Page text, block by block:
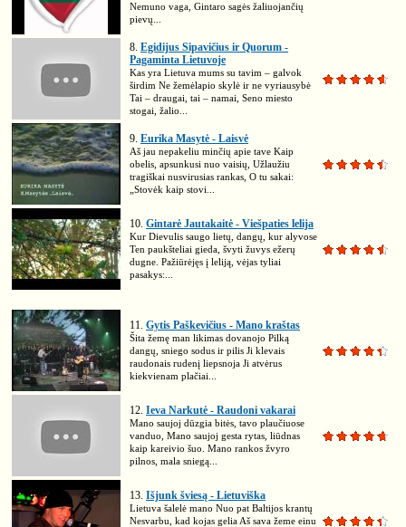
Nemuno vaga, Gintaro sagės žaliuojančių
pievų...
8. Egidijus Sipavičius ir Quorum -
Pagaminta Lietuvoje
Kas yra Lietuva mums su tavim – galvok
širdim Ne žemėlapio skylė ir ne vyriausybė
Tai – draugai, tai – namai, Seno miesto
stogai, žalio...
9. Eurika Masytė - Laisvė
Aš jau nepakeliu minčių apie tave Kaip
obelis, apsunkusi nuo vaisių, Užlaužiu
tragiškai nusvirusias rankas, O tu sakai:
„Stovėk kaip stovi...
10. Gintarė Jautakaitė - Viešpaties lelija
Kur Dievulis saugo lietų, dangų, kur alyvose
Ten paukšteliai gieda, švyti žuvys ežerų
dugne. Pažiūrėjęs į leliją, vėjas tyliai
pasakys:...
11. Gytis Paškevičius - Mano kraštas
Šita žemę man likimas dovanojo Pilką
dangų, sniego sodus ir pilis Ji klevais
raudonais rudenį liepsnoja Ji atvėrus
kiekvienam plačiai...
12. Ieva Narkutė - Raudoni vakarai
Mano saujoj dūzgia bitės, tavo plaučiuose
vanduo, Mano saujoj gesta rytas, liūdnas
kaip kareivio šuo. Mano rankos žvyro
pilnos, mala sniegą...
13. Išjunk šviesą - Lietuviška
Lietuva šalelė mano Nuo pat Baltijos krantų
Nesvarbu, kad kojas gelia Aš sava žeme einu